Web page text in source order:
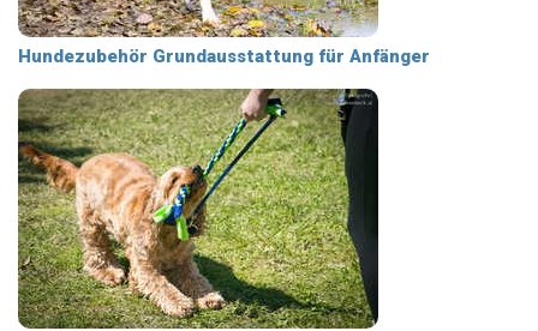
Hundezubehör Grundausstattung für Anfänger